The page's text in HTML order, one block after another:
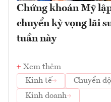
Chứng khoán Mỹ
chuyển kỳ vọng lãi
tuần này
Xem thêm
Kinh tế
Chuyển
Kinh doanh